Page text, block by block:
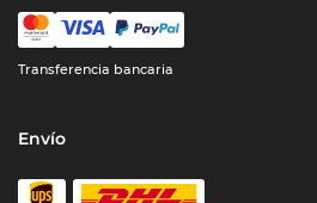
Transferencia bancaria
Envío